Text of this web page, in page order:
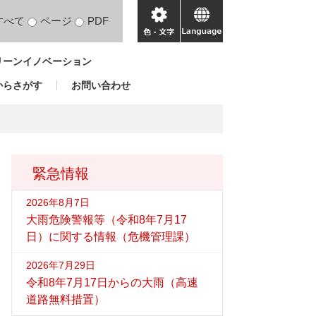
べて ページ PDF
色・
文
language
ンイノベーション
らさがす お問い合わせ
緊急情報
2026年8月7日
大雨危険警報等（令和8年7月17
日）に関する情報（危機管理課）
2026年7月29日
令和8年7月17日からの大雨（高速
道路無料措置）